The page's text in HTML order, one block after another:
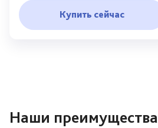
Купить сейчас
Наши преимущества